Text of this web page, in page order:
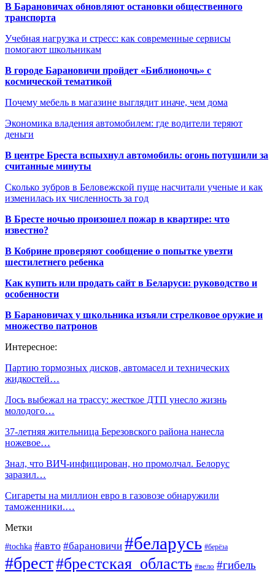
В Барановичах обновляют остановки общественного
транспорта
Учебная нагрузка и стресс: как современные сервисы
помогают школьникам
В городе Барановичи пройдет «Библионочь» с
космической тематикой
Почему мебель в магазине выглядит иначе, чем дома
Экономика владения автомобилем: где водители теряют
деньги
В центре Бреста вспыхнул автомобиль: огонь потушили за
считанные минуты
Сколько зубров в Беловежской пуще насчитали ученые и как
изменилась их численность за год
В Бресте ночью произошел пожар в квартире: что
известно?
В Кобрине проверяют сообщение о попытке увезти
шестилетнего ребенка
Как купить или продать сайт в Беларуси: руководство и
особенности
В Барановичах у школьника изъяли стрелковое оружие и
множество патронов
Интересное:
Партию тормозных дисков, автомасел и технических
жидкостей…
Лось выбежал на трассу: жесткое ДТП унесло жизнь
молодого…
37-летняя жительница Березовского района нанесла
ножевое…
Знал, что ВИЧ-инфицирован, но промолчал. Белорус
заразил…
Сигареты на миллион евро в газовозе обнаружили
таможенники.…
Метки
#tochka #авто #барановичи #беларусь #берёза
#брест#брестская_область #вело #гибель